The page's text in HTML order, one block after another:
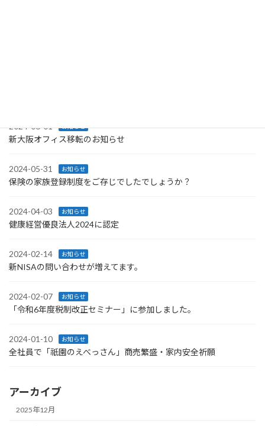
2024-06-01 お知らせ
新大阪オフィス移転のお知らせ
2024-05-31 お知らせ
保険の家族登録制度をご存じでしたでしょうか？
2024-04-03 お知らせ
健康経営優良法人2024に認定
2024-02-14 お知らせ
新NISAの問い合わせが増えてます。
2024-02-07 お知らせ
「令和6年度税制改正セミナー」に参加しました。
2024-01-10 お知らせ
全社員で「祇園のえべっさん」商売繁盛・家内安全祈願
アーカイブ
2025年12月